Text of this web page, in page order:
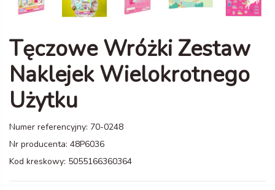
Tęczowe Wróżki Zestaw
Naklejek Wielokrotnego
Użytku
Numer referencyjny: 70-0248
Nr producenta: 48P6036
Kod kreskowy: 5055166360364